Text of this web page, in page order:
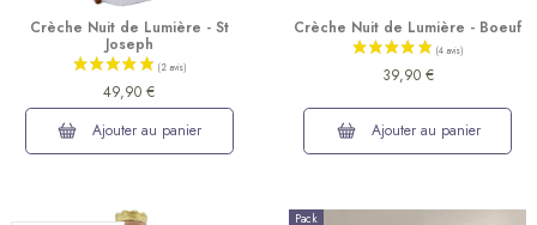
Crèche Nuit de Lumière - St
Joseph
49,90 €
Ajouter au panier
Crèche Nuit de Lumière - Boeuf
39,90 €
Ajouter au panier
Pack